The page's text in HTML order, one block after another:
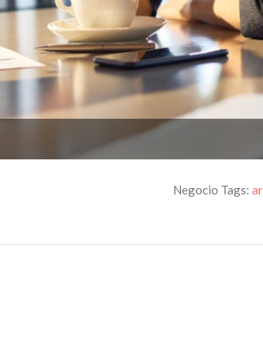
Negocio Tags: